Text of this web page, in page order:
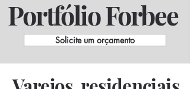
Portfólio Forbee
Solicite um orçamento